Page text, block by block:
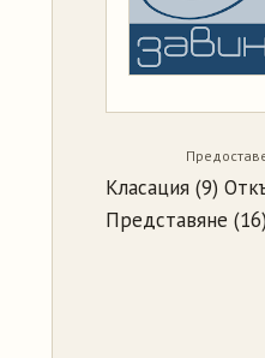
Класация (9)
Представяне (16)